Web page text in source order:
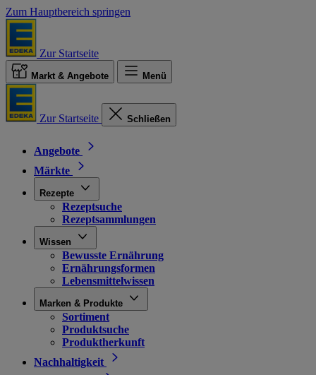
Zum Hauptbereich springen
Zur Startseite
Markt & Angebote Menü
Zur Startseite Schließen
Angebote
Märkte
Rezepte
Rezeptsuche
Rezeptsammlungen
Wissen
Bewusste Ernährung
Ernährungsformen
Lebensmittelwissen
Marken & Produkte
Sortiment
Produktsuche
Produktherkunft
Nachhaltigkeit